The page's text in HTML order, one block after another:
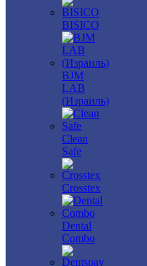
BISICO
BJM
LAB
(Израиль)
Clean
Safe
Crosstex
Dental
Combo